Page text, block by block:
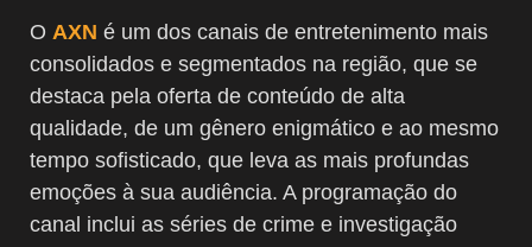
O AXN é um dos canais de entretenimento mais
consolidados e segmentados na região, que se
destaca pela oferta de conteúdo de alta
qualidade, de um gênero enigmático e ao mesmo
tempo sofisticado, que leva as mais profundas
emoções à sua audiência. A programação do
canal inclui as séries de crime e investigação